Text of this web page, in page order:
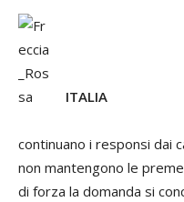
ITALIA
continuano i responsi dai
non mantengono le
di forza la domanda si